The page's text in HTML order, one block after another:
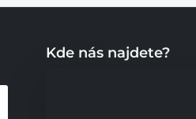
Kde nás najdete?